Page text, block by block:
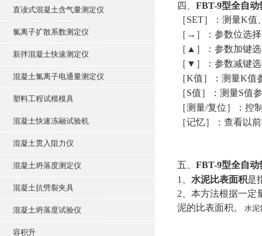
直读式混凝土含气量测定仪
氯离子扩散系数测定仪
新拌混凝土快速测定仪
混凝土氯离子电通量测定仪
塑料工程试模模具
混凝土快速冻融试验机
混凝土贯入阻力仪
混凝土坍落度测定仪
混凝土抗劈裂夹具
混凝土坍落度试验仪
容积升
四、 FBT-9型全自动
［SET］：测量K值
［ → ］：参数位选择
［ ▲ ］：参数加键
［ ▼ ］：参数减键
［K值］：测量K值
［S值］：测量S值
［测量/复位］：控
［记忆］：查看以
五、 FBT-9型全自动
1
水泥比表面积是
2 、本方法根据一
泥的比表面积。
水泥